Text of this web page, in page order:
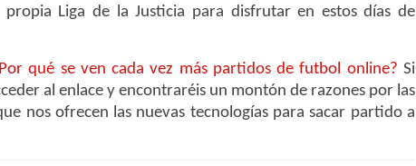
Liga de la Justicia para disfrutar en estos días de
qué se ven cada vez más partidos de futbol online? Si
al enlace y encontraréis un montón de razones por las
nos ofrecen las nuevas tecnologías para sacar partido a